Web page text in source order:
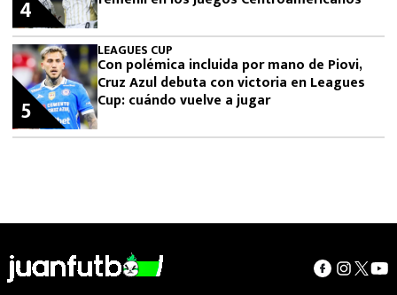
4
LEAGUES CUP
Con polémica incluida por mano de Piovi,
Cruz Azul debuta con victoria en Leagues
Cup: cuándo vuelve a jugar
5